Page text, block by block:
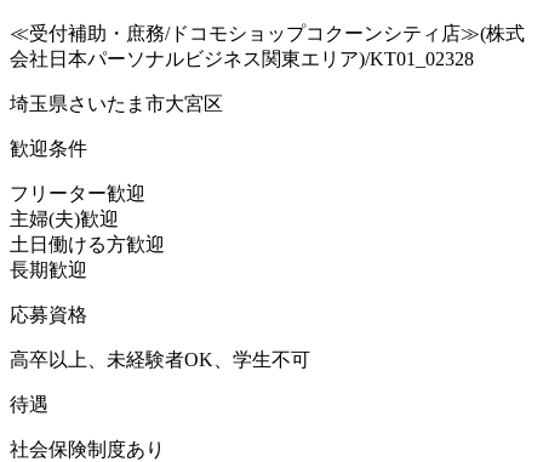
≪受付補助・庶務/ドコモショップコクーンシティ店≫(株式
会社日本パーソナルビジネス関東エリア)/KT01_02328
埼玉県さいたま市大宮区
歓迎条件
フリーター歓迎
主婦(夫)歓迎
土日働ける方歓迎
長期歓迎
応募資格
高卒以上、未経験者OK、学生不可
待遇
社会保険制度あり